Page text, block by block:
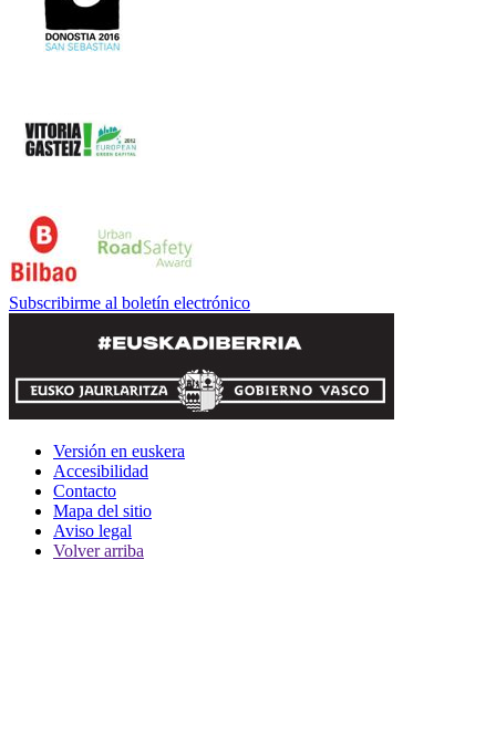
Subscribirme al boletín electrónico
Versión en euskera
Accesibilidad
Contacto
Mapa del sitio
Aviso legal
Volver arriba